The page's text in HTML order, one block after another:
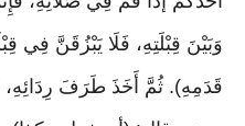
وَبَيْنَ قِبْلَتِهِ، فَلَا يَبْزُقَنَّ فِي
قَدَمِهِ). ثُمَّ أَخَذَ طَرَفَ